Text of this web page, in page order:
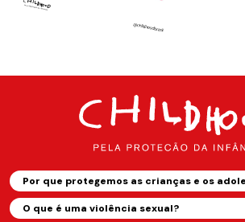
Por que protegemos as crianças e os
O que é uma violência sexual?